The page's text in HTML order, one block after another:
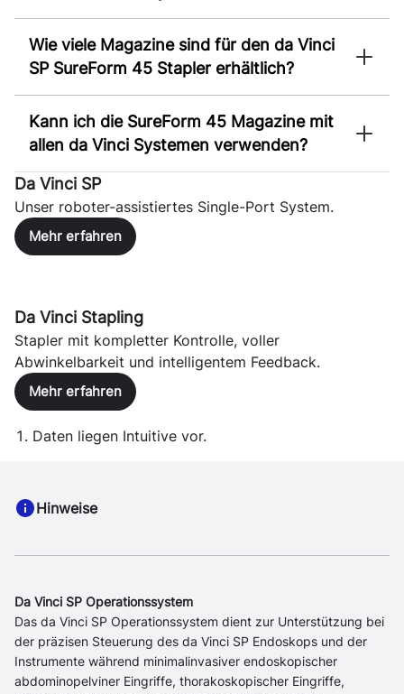
Wie viele Magazine sind für den da Vinci
SP SureForm 45 Stapler erhältlich?
Kann ich die SureForm 45 Magazine mit
allen da Vinci Systemen verwenden?
Da Vinci SP
Unser roboter-assistiertes Single-Port System.
Mehr erfahren
Da Vinci Stapling
Stapler mit kompletter Kontrolle, voller
Abwinkelbarkeit und intelligentem Feedback.
Mehr erfahren
Daten liegen Intuitive vor.
Hinweise
Da Vinci SP Operationssystem
Das da Vinci SP Operationssystem dient zur Unterstützung bei
der präzisen Steuerung des da Vinci SP Endoskops und der
Instrumente während minimalinvasiver endoskopischer
abdominopelviner Eingriffe, thorakoskopischer Eingriffe,